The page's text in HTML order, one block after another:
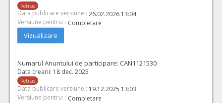
Retras
Data publicare versiune : 26.02.2026 13:04
Versiune pentru: : Completare
Vizualizare
Numarul Anuntului de participare: CAN1121530
Data crearii: 18 dec. 2025
Retras
Data publicare versiune : 19.12.2025 13:03
Versiune pentru: : Completare